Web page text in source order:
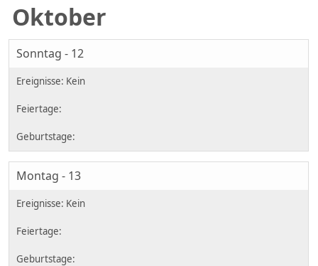
Oktober
Sonntag - 12
Montag - 13